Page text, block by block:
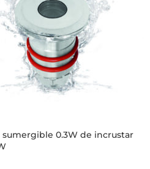
sumergible 0.3W de incrustar